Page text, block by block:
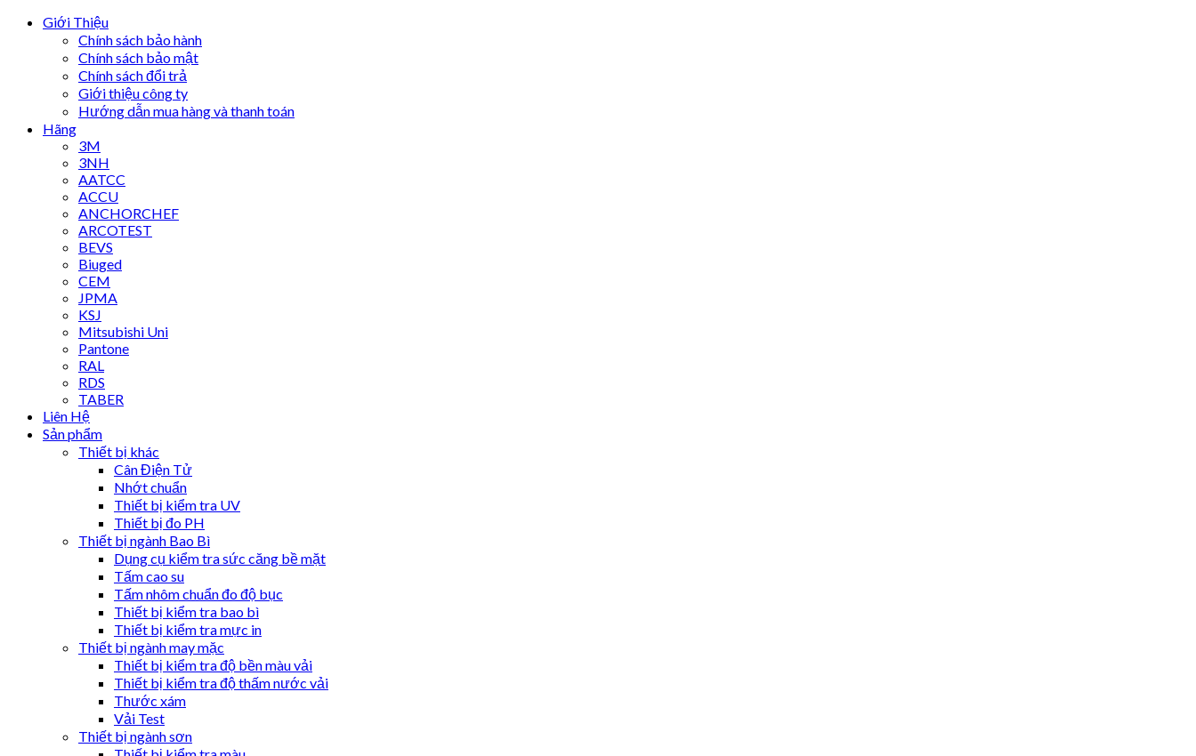
Giới Thiệu
Chính sách bảo hành
Chính sách bảo mật
Chính sách đổi trả
Giới thiệu công ty
Hướng dẫn mua hàng và thanh toán
Hãng
3M
3NH
AATCC
ACCU
ANCHORCHEF
ARCOTEST
BEVS
Biuged
CEM
JPMA
KSJ
Mitsubishi Uni
Pantone
RAL
RDS
TABER
Liên Hệ
Sản phẩm
Thiết bị khác
Cân Điện Tử
Nhớt chuẩn
Thiết bị kiểm tra UV
Thiết bị đo PH
Thiết bị ngành Bao Bì
Dụng cụ kiểm tra sức căng bề mặt
Tấm cao su
Tấm nhôm chuẩn đo độ bục
Thiết bị kiểm tra bao bì
Thiết bị kiểm tra mực in
Thiết bị ngành may mặc
Thiết bị kiểm tra độ bền màu vải
Thiết bị kiểm tra độ thấm nước vải
Thước xám
Vải Test
Thiết bị ngành sơn